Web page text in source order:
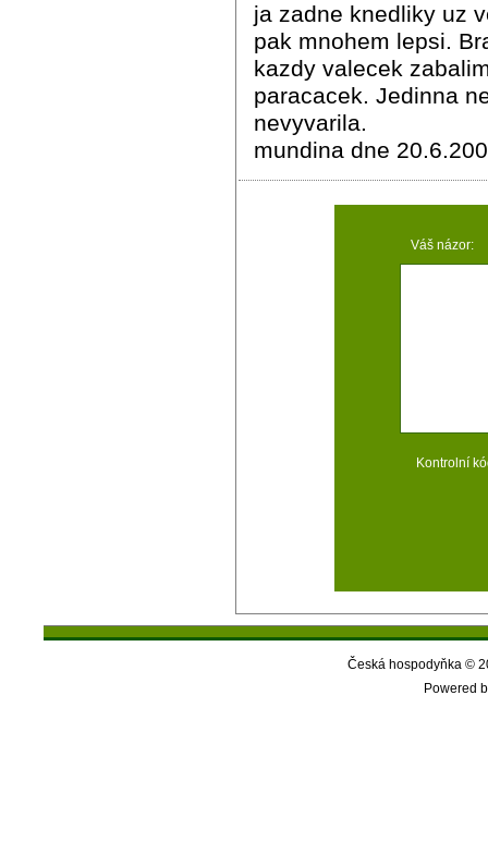
ja zadne knedliky uz
pak mnohem lepsi.
kazdy valecek
paracacek. Jedinna
nevyvarila.
mundina dne
Váš názor:
Kontrolní
Česká hospodyňka ©
Powered